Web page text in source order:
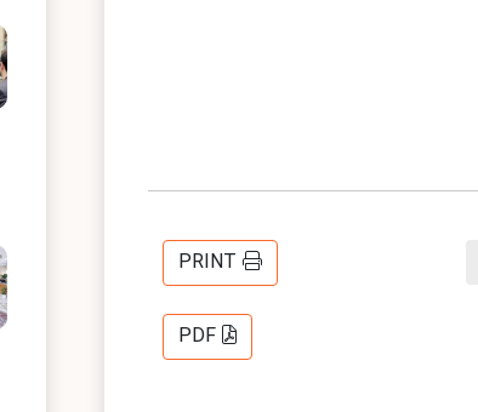
PRINT
PDF